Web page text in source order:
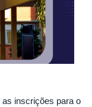
inscrições para o